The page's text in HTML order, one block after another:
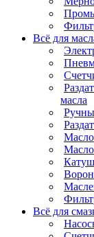
Всё для
масла
Всё для